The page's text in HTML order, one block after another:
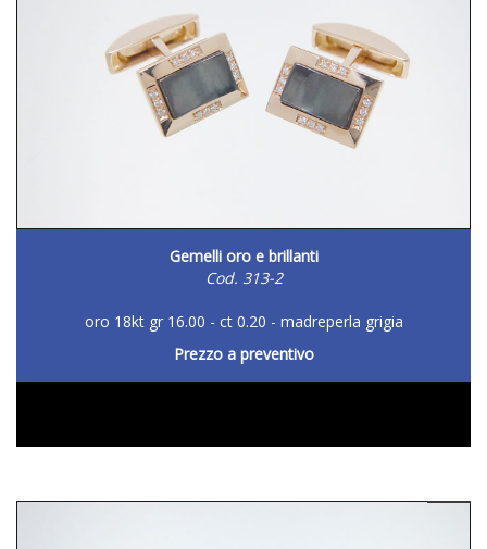
Gemelli oro e brillanti
Cod. 313-2
oro 18kt gr 16.00 - ct 0.20 - madreperla grigia
Prezzo a preventivo